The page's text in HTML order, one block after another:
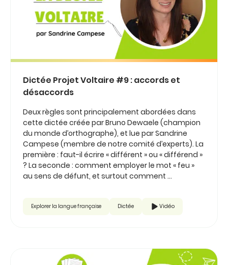
Dictée Projet Voltaire #9 : accords et
désaccords
Deux règles sont principalement abordées dans
cette dictée créée par Bruno Dewaele (champion
du monde d’orthographe), et lue par Sandrine
Campese (membre de notre comité d’experts). La
première : faut-il écrire « différent » ou « différend »
? La seconde : comment employer le mot « feu »
au sens de défunt, et surtout comment ...
Explorer la langue française Dictée Vidéo